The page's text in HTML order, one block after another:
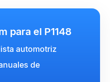
para el P1148
automotriz
de